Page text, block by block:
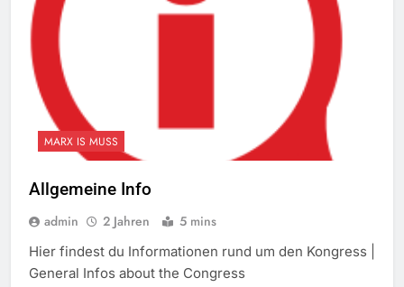
MARX IS MUSS
Allgemeine Info
admin 2 Jahren 5 mins
Hier findest du Informationen rund um den Kongress |
General Infos about the Congress